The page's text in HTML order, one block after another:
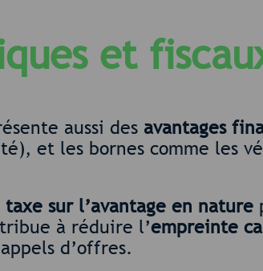
et
aussi des avantages
et les bornes comme les
taxe sur l’avantage en nature
à réduire l’empreinte
d’offres.